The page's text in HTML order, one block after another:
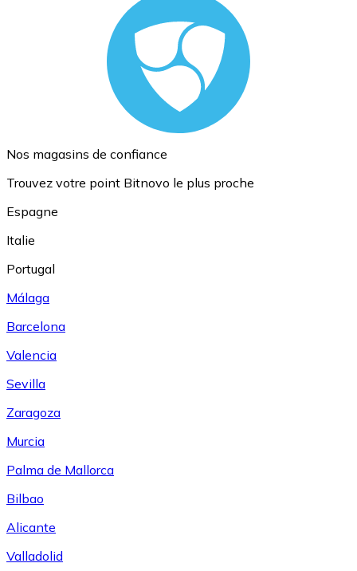
Nos magasins de confiance
Trouvez votre point Bitnovo le plus proche
Espagne
Italie
Portugal
Málaga
Barcelona
Valencia
Sevilla
Zaragoza
Murcia
Palma de Mallorca
Bilbao
Alicante
Valladolid